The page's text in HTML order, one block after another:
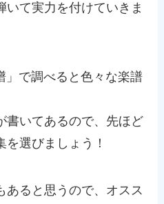
いて実力を付けていきま
」で調べると色々な楽譜
書いてあるので、先ほど
選びましょう！
あると思うので、オスス